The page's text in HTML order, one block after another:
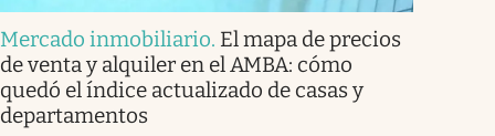
Mercado inmobiliario. El mapa de precios
de venta y alquiler en el AMBA: cómo
quedó el índice actualizado de casas y
departamentos